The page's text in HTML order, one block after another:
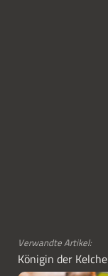
Verwandte Artikel:
Königin der Kelche